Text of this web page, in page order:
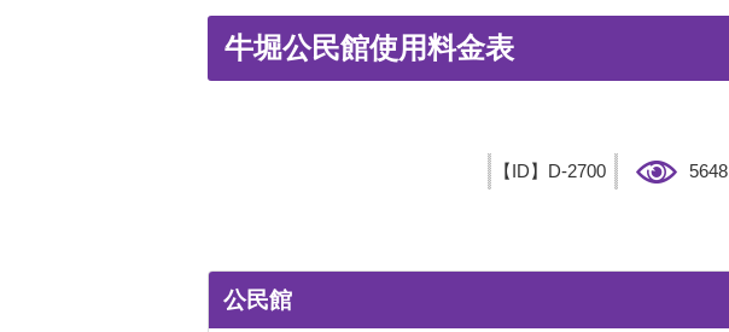
牛堀公民館使用料金表
【ID】 D-2700 5648
公民館